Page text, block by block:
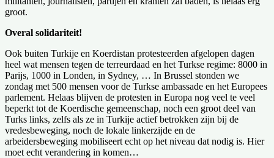
groot.
Overal solidariteit!
Ook buiten Turkije en Koerdistan protesteerden afgelopen dagen
heel wat mensen tegen de terreurdaad en het Turkse regime: 8000 in
Parijs, 1000 in Londen, in Sydney, … In Brussel stonden we
zondag met 500 mensen voor de Turkse ambassade en het Europees
parlement. Helaas blijven de protesten in Europa nog veel te veel
beperkt tot de Koerdische gemeenschap, noch een groot deel van
Turks links, zelfs als ze in Turkije actief betrokken zijn bij de
vredesbeweging, noch de lokale linkerzijde en de
arbeidersbeweging mobiliseert echt op het niveau dat nodig is. Hier
moet echt verandering in komen…